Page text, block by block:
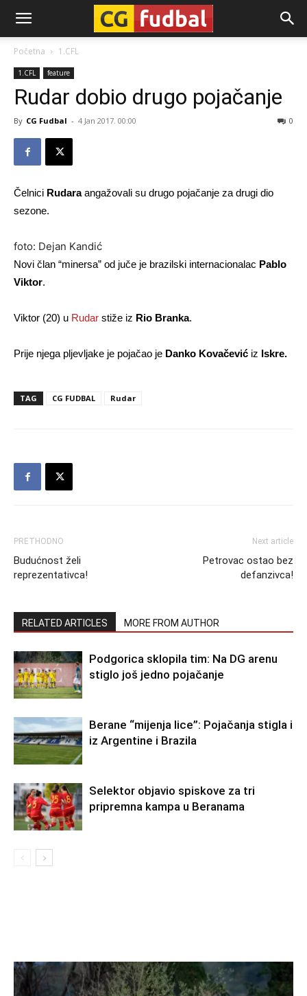
CG-
Fudbal
Početna 1.CFL
1.CFL feature
Rudar dobio drugo pojačanje
By CG Fudbal - 4 Jan 2017. 00:00 0
Čelnici Rudaraangažovali su drugo pojačanje za drugi dio
sezone.
foto: Dejan Kandić
Novi član “minersa” od juče je brazilski internacionalac Pablo
Viktor.
Viktor (20) u Rudar stiže iz Rio Branka.
Prije njega pljevljake je pojačao je Danko Kovačević iz Iskre.
TAG CG FUDBAL Rudar
PRETHODNO
Budućnost želi
reprezentativca!
Next article
Petrovac ostao bez
defanzivca!
RELATED ARTICLES MORE FROM AUTHOR
Podgorica sklopila tim: Na DG arenu
stiglo još jedno pojačanje
Berane “mijenja lice”: Pojačanja stigla i
iz Argentine i Brazila
Selektor objavio spiskove za tri
pripremna kampa u Beranama